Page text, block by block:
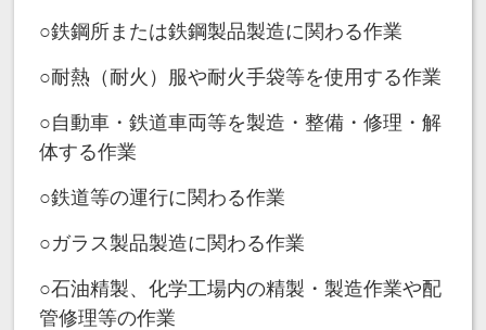
○鉄鋼所または鉄鋼製品製造に関わる作業
○耐熱（耐火）服や耐火手袋等を使用する作業
○自動車・鉄道車両等を製造・整備・修理・解
体する作業
○鉄道等の運行に関わる作業
○ガラス製品製造に関わる作業
○石油精製、化学工場内の精製・製造作業や配
管修理等の作業